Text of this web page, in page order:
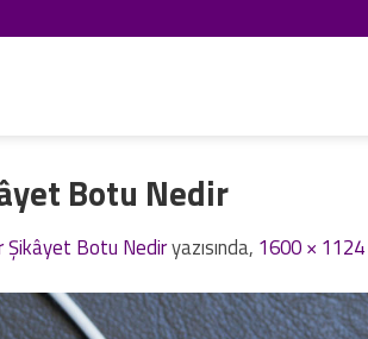
Botu Nedir
Şikâyet Botu Nediryazısında, 1600 × 1124